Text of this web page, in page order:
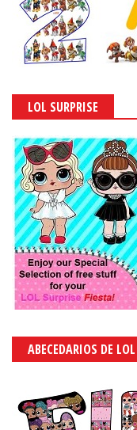
LOL SURPRISE
ABECEDARIOS DE